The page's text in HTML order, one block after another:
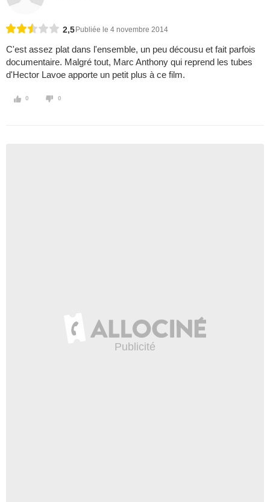
2,5 Publiée le 4 novembre 2014
C'est assez plat dans l'ensemble, un peu décousu et fait parfois
documentaire. Malgré tout, Marc Anthony qui reprend les tubes
d'Hector Lavoe apporte un petit plus à ce film.
0 0